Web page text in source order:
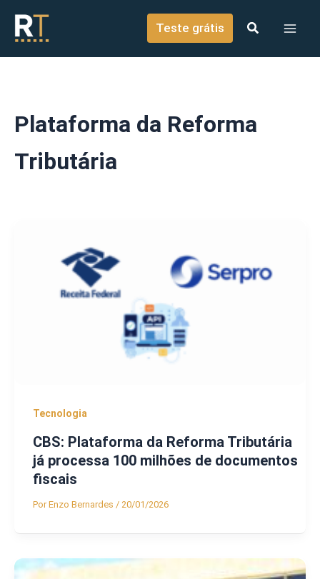
conteúdo
Teste grátis
Plataforma da Reforma
Tributária
Tecnologia
CBS: Plataforma da Reforma Tributária
já processa 100 milhões de documentos
fiscais
PorEnzo Bernardes / 20/01/2026